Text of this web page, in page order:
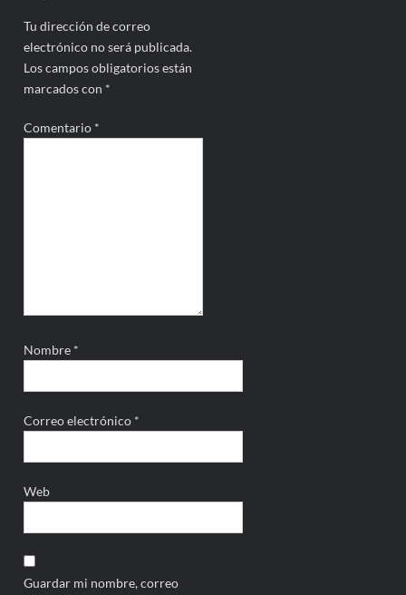
Tu dirección de correo
electrónico no será publicada.
Los campos obligatorios están
marcados con *
Comentario *
Nombre *
Correo electrónico *
Web
Guardar mi nombre, correo